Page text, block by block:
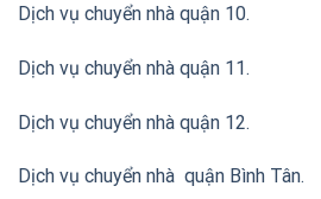
Dịch vụ chuyển nhà quận 10.
Dịch vụ chuyển nhà quận 11.
Dịch vụ chuyển nhà quận 12.
Dịch vụ chuyển nhà quận Bình Tân.